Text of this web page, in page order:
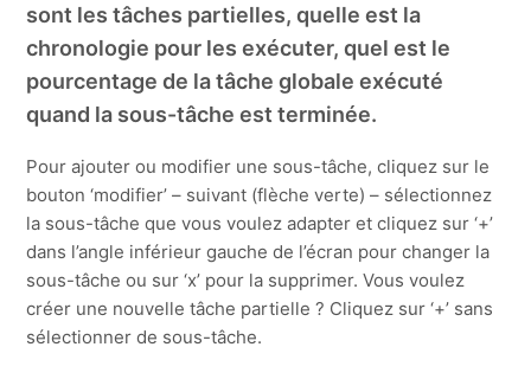
sont les tâches partielles, quelle est la
chronologie pour les exécuter, quel est le
pourcentage de la tâche globale exécuté
quand la sous-tâche est terminée.
Pour ajouter ou modifier une sous-tâche, cliquez sur le
bouton ‘modifier’ – suivant (flèche verte) – sélectionnez
la sous-tâche que vous voulez adapter et cliquez sur ‘+’
dans l’angle inférieur gauche de l’écran pour changer la
sous-tâche ou sur ‘x’ pour la supprimer. Vous voulez
créer une nouvelle tâche partielle ? Cliquez sur ‘+’ sans
sélectionner de sous-tâche.